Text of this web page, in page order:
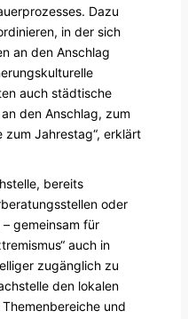
Dazu
in der sich
an den Anschlag
auch städtische
den Anschlag, zum
zum Jahrestag“, erklärt
bereits
oder
gemeinsam für
auch in
zugänglich zu
den lokalen
und